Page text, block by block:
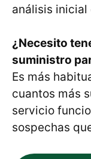
análisis
¿Necesito
suministro
Es más
cuantos más
servicio
sospechas